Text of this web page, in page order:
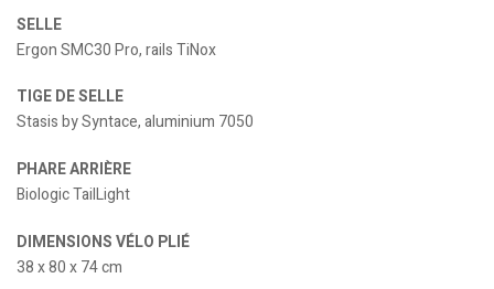
SELLE
Ergon SMC30 Pro, rails TiNox
TIGE DE SELLE
Stasis by Syntace, aluminium 7050
PHARE ARRIÈRE
Biologic TailLight
DIMENSIONS VÉLO PLIÉ
38 x 80 x 74 cm